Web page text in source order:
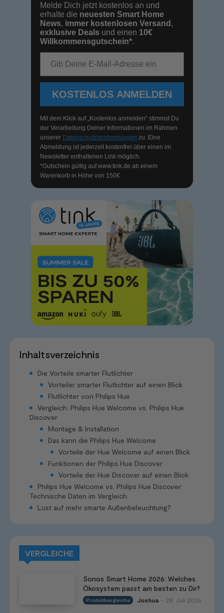
Melde Dich jetzt kostenlos an und
erhalte die neuesten Smart Home
News, immer kostenlosen Versand ,
exklusive Deals und einen 10€
Willkommensgutschein*.
KOSTENLOS ANMELDEN
Mit dem Klick auf „Kostenlos anmelden“ stimmst Du
der Verarbeitung Deiner Informationen im Rahmen
unserer Datenschutzbestimmungen zu. Eine
Abmeldung ist jederzeit kostenfrei über einen im
Newsletter enthaltenen Link möglich.
*Gutschein gültig aufwww.tink.de ab einem
Warenkorb in Höhe von 150€
Inhaltsverzeichnis
Die Vorteile smarter Flutlichter
Vorteiler smarter Flutlichter auf einen Blick
Flutlichter von Philips Hue
Vergleich: Philips Hue Welcome vs. Philips Hue
Discover
Montage & Installation
Das kann die Philips Hue Welcome
Vorteile der Hue Welcome auf einen Blick
Funktionen der Philips Hue Discover
Vorteile der Hue Discover auf einen Blick
Philips Hue Welcome vs. Philips Hue Discover:
Technische Daten im Vergleich
Lust auf mehr smarte Außenbeleuchtung?
VERGLEICHE
Sonos Smart Home 2026: Welches
Ökosystem passt am besten zu Dir?
Produktvergleiche Joshua 28. Juli 2026